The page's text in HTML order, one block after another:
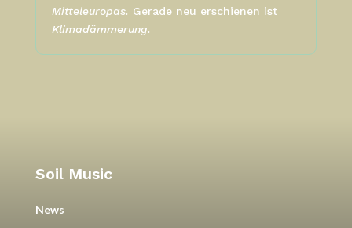
Mitteleuropas. Gerade neu erschienen ist
Klimadämmerung.
Soil Music
News